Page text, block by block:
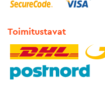
Toimitustavat